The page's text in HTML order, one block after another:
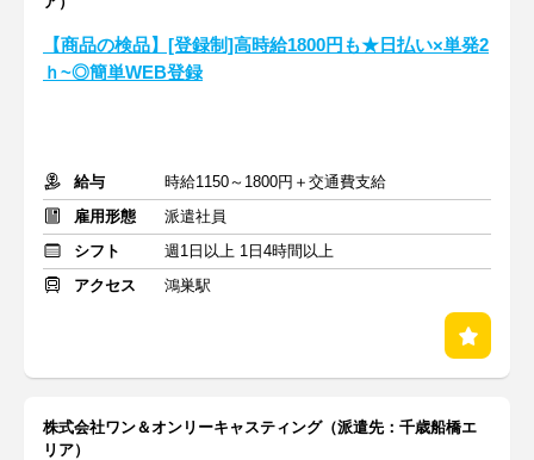
【商品の検品】[登録制]高時給1800円も★日払い×単発2
ｈ~◎簡単WEB登録
給与
時給1150～1800円＋交通費支給
雇用形態
派遣社員
シフト
週1日以上 1日4時間以上
アクセス
鴻巣駅
株式会社ワン＆オンリーキャスティング（派遣先：千歳船橋エ
リア）